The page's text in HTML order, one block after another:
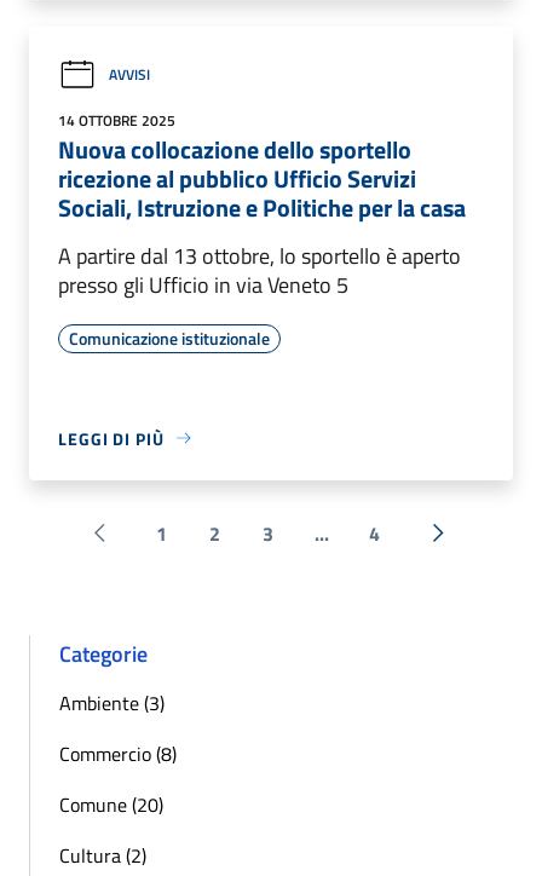
AVVISI
14 OTTOBRE 2025
Nuova collocazione dello sportello
ricezione al pubblico Ufficio Servizi
Sociali, Istruzione e Politiche per la casa
A partire dal 13 ottobre, lo sportello è aperto
presso gli Ufficio in via Veneto 5
Comunicazione istituzionale
LEGGI DI PIÙ
Pagina precedente
1 2 3 ... 4 Successiva
Categorie
Ambiente (3)
Commercio (8)
Comune (20)
Cultura (2)